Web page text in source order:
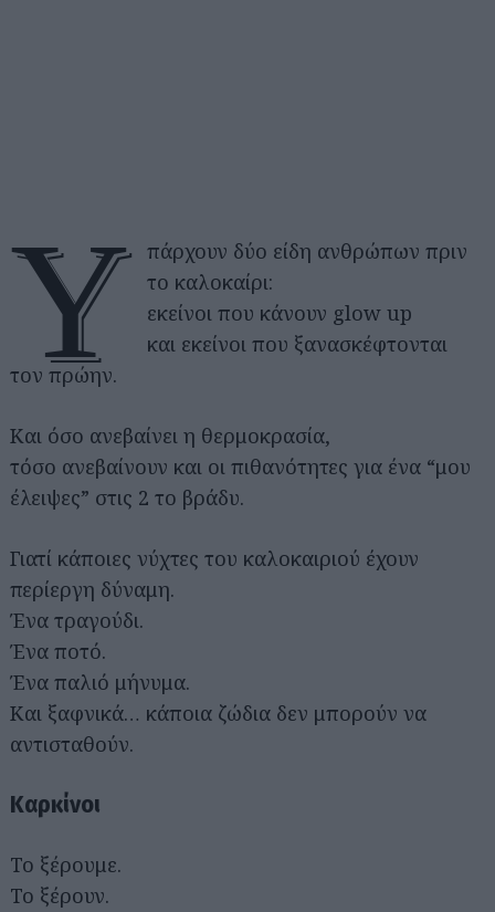
Υ
πάρχουν δύο είδη ανθρώπων πριν
το καλοκαίρι:
εκείνοι που κάνουν glow up
και εκείνοι που ξανασκέφτονται
τον πρώην.
Και όσο ανεβαίνει η θερμοκρασία,
τόσο ανεβαίνουν και οι πιθανότητες για ένα “μου
έλειψες” στις 2 το βράδυ.
Γιατί κάποιες νύχτες του καλοκαιριού έχουν
περίεργη δύναμη.
Ένα τραγούδι.
Ένα ποτό.
Ένα παλιό μήνυμα.
Και ξαφνικά… κάποια ζώδια δεν μπορούν να
αντισταθούν.
Καρκίνοι
Το ξέρουμε.
Το ξέρουν.